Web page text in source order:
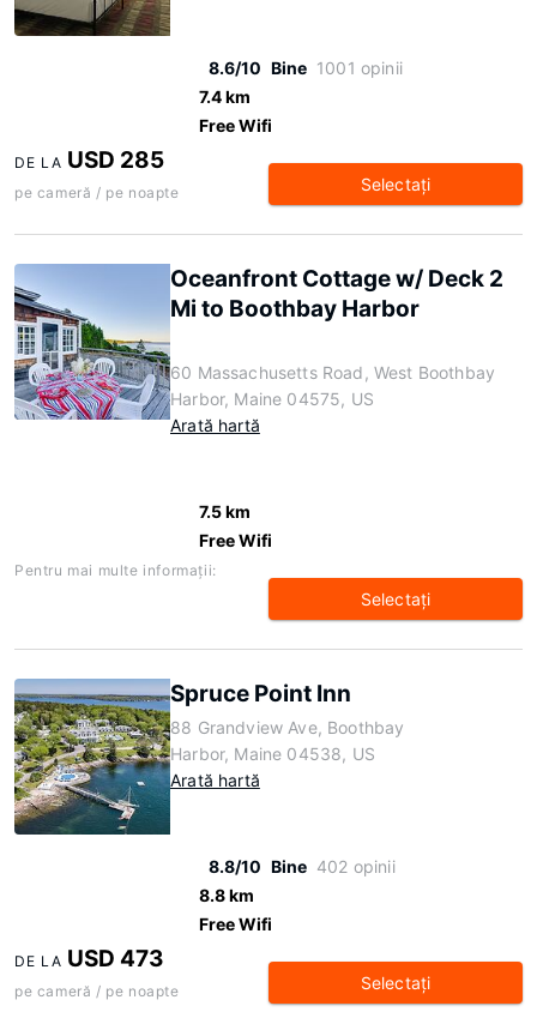
8.6/10 Bine 1001 opinii
7.4 km
Free Wifi
DE LA USD 285
pe cameră / pe noapte Selectaţi
Oceanfront Cottage w/ Deck 2
Mi to Boothbay Harbor
60 Massachusetts Road, West Boothbay
Harbor, Maine 04575, US
Arată hartă
7.5 km
Free Wifi
Pentru mai multe informaţii:
Selectaţi
Spruce Point Inn
88 Grandview Ave, Boothbay
Harbor, Maine 04538, US
Arată hartă
8.8/10 Bine 402 opinii
8.8 km
Free Wifi
DE LA USD 473
pe cameră / pe noapte Selectaţi